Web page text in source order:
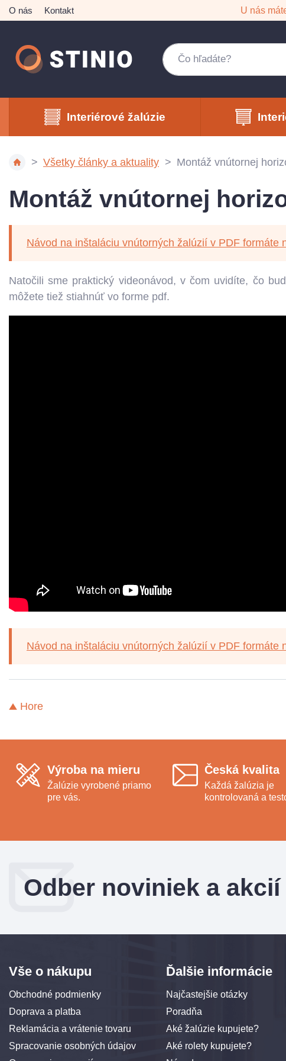
O nás Kontakt U nás
Interiérové žalúzie
Všetky články a aktuality Montáž vnútornej
Montáž vnútornej
Návod na inštaláciu vnútorných žalúzií v PDF formáte
Natočili sme praktický videonávod, v čom uvidíte, čo
môžete tiež stiahnúť vo forme pdf.
Návod na inštaláciu vnútorných žalúzií v PDF formáte
Hore
Výroba na mieru
Žalúzie vyrobené priamo
pre vás.
Česká kvalita
Každá žalúzia je
kontrolovaná a
Odber noviniek a akcií
Vše o nákupu
Obchodné podmienky
Doprava a platba
Reklamácia a vrátenie tovaru
Spracovanie osobných údajov
Ďalšie informácie
Najčastejšie otázky
Poradňa
Aké žalúzie kupujete?
Aké rolety kupujete?